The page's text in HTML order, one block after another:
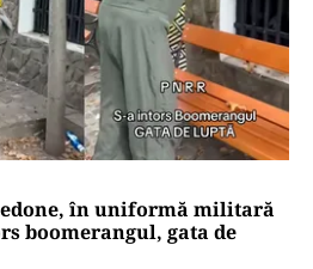
în uniformă militară
boomerangul, gata de